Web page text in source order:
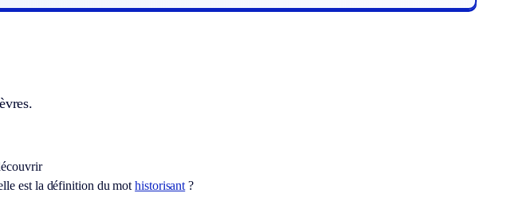
est la définition du mothistorisant ?